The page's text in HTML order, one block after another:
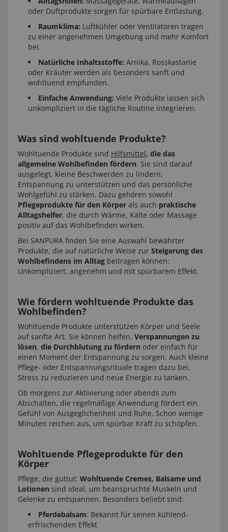
oder Duftprodukte sorgen für spürbare Entlastung.
Raumklima: Luftkühler oder Ventilatoren tragen
zu einer angenehmen Umgebung und mehr Komfort
bei.
Natürliche Inhaltsstoffe: Arnika, Rosskastanie
oder Kräuter werden als besonders sanft und
wohltuend empfunden.
Einfache Anwendung: Viele Produkte lassen sich
unkompliziert in die tägliche Routine integrieren.
Was sind wohltuende Produkte?
Wohltuende Produkte sind Hilfsmittel, die das
allgemeine Wohlbefinden fördern. Sie sind darauf
ausgelegt, kleine Beschwerden zu lindern,
Entspannung zu unterstützen und das persönliche
Wohlgefühl zu stärken. Dazu gehören sowohl
Pflegeprodukte für den Körper als auch praktische
Alltagshelfer, die durch Wärme, Kälte oder Massage
positiv auf das Wohlbefinden wirken.
Bei SANPURA finden Sie eine Auswahl bewährter
Produkte, die auf natürliche Weise zur Steigerung des
Wohlbefindens im Alltag beitragen können:
Unkompliziert, angenehm und mit spürbarem Effekt.
Wie fördern wohltuende Produkte das
Wohlbefinden?
Wohltuende Produkte unterstützen Körper und Seele
auf sanfte Art. Sie können helfen, Verspannungen zu
lösen, die Durchblutung zu fördern oder einfach für
einen Moment der Entspannung zu sorgen. Auch kleine
Pflege- oder Entspannungsrituale tragen dazu bei,
Stress zu reduzieren und neue Energie zu tanken.
Ob morgens zur Aktivierung oder abends zum
Abschalten, die regelmäßige Anwendung fördert ein
Gefühl von Ausgeglichenheit und Ruhe. Schon wenige
Minuten reichen aus, um spürbar Kraft zu schöpfen.
Wohltuende Pflegeprodukte für den
Körper
Pflege, die guttut: Wohltuende Cremes, Balsame und
Lotionen sind ideal, um beanspruchte Muskeln und
Gelenke zu entspannen. Besonders beliebt sind:
Pferdebalsam: Bekannt für seinen kühlend-
erfrischenden Effekt